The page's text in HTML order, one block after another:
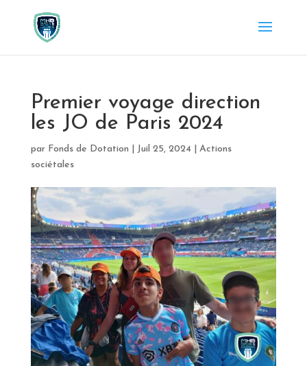
Premier voyage direction
les JO de Paris 2024
par Fonds de Dotation Juil 25, 2024| Actions
sociétales